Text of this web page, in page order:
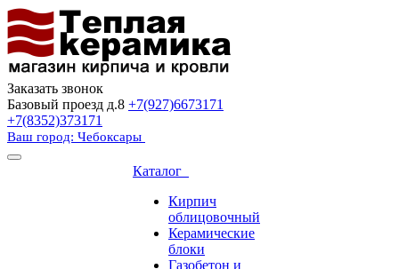
Заказать звонок
Базовый проезд д.8 +7(927)6673171
+7(8352)373171
Ваш город: Чебоксары
Каталог
Кирпич
облицовочный
Керамические
блоки
Газобетон и